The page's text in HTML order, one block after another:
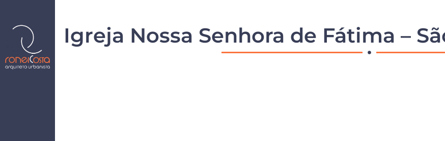
Igreja Nossa Senhora de Fátima –